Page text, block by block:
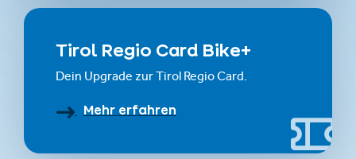
Tirol Regio Card Bike+
Dein Upgrade zur Tirol Regio Card.
Mehr erfahren